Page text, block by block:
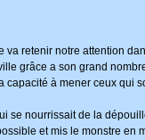
retenir notre attention
grâce a son grand
à mener ceux qui
nourrissait de la
et mis le monstre